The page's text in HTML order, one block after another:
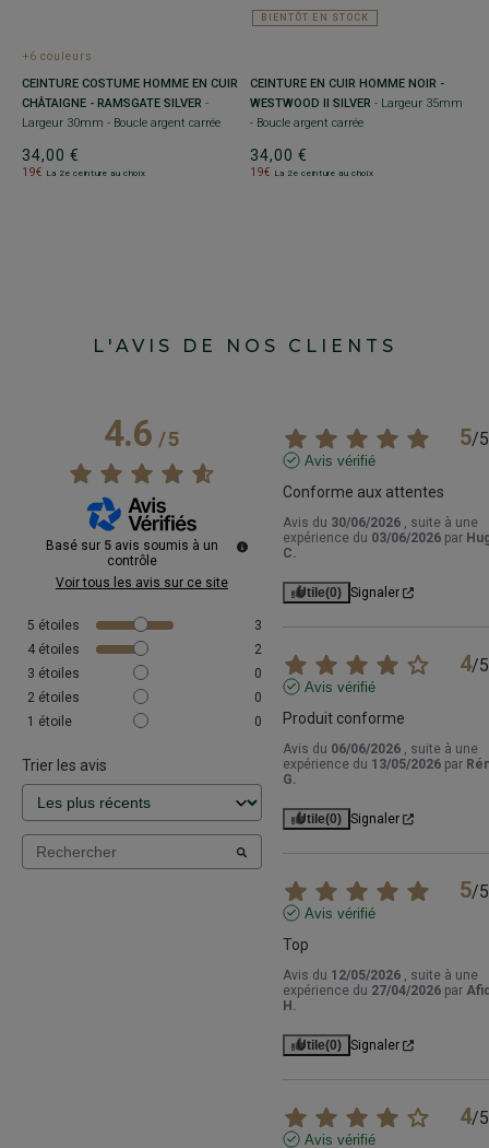
+6 couleurs
CEINTURE COSTUME HOMME EN CUIR
CHÂTAIGNE - RAMSGATE SILVER -
Largeur 30mm - Boucle argent carrée
34,00 €
19€ La 2e ceinture au choix
BIENTÔT EN STOCK
CEINTURE EN CUIR HOMME NOIR -
WESTWOOD II SILVER - Largeur 35mm
- Boucle argent carrée
34,00 €
19€ La 2e ceinture au choix
L'AVIS DE NOS CLIENTS
4.6/5
Basé sur 5 avis soumis à un
contrôle
Voir tous les avis sur ce site
5 étoiles
3
4 étoiles
2
3 étoiles
0
2 étoiles
0
1 étoile 0
Trier les avis
5/5
Avis vérifié
Conforme aux attentes
Avis du 30/06/2026 , suite à une
expérience du 03/06/2026 par
C.
Utile(0) Signaler
4/5
Avis vérifié
Produit conforme
Avis du 06/06/2026 , suite à une
expérience du 13/05/2026 par
G.
Utile(0) Signaler
5/5
Avis vérifié
Top
Avis du 12/05/2026 , suite à une
expérience du 27/04/2026 par
H.
Utile(0) Signaler
4/5
Avis vérifié